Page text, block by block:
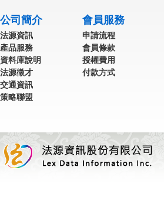
公司簡介
法源資訊
產品服務
資料庫說明
法源徵才
交通資訊
策略聯盟
會員服務
申請流程
會員條款
授權費用
付款方式